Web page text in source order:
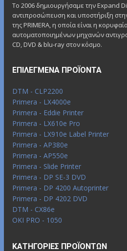
Το 2006 δημιουργήσαμε την Expand
αντιπροσώπευση και υποστήριξη
της PRIMERA, η οποία είναι η
αυτοματοποιημένων μηχανών
CD, DVD & blu-ray στον κόσμο.
ΕΠΙΛΕΓΜΈΝΑ ΠΡΟΪΌΝΤΑ
DTM - CLP2200
Primera - LX4000e
Primera - Eddie Printer
Primera - LX610e Pro
Primera - LX910e Label Printer
Primera - AP380e
Primera - AP550e
Primera - Slide Printer
Primera - DP SE-3 DVD
Primera - DP 4200 Autoprinter
Primera - DP 4202 DVD
DTM - CX86e
OKI PRO - 1050
ΚΑΤΗΓΟΡΊΕΣ ΠΡΟΪΌΝΤΩΝ